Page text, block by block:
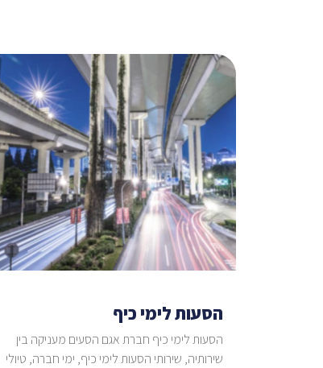
הסעות לימי כיף
הסעות לימי כיף חברת אגם הסעים מעניקה בין
שירותיה, שירותי הסעות לימי כיף, ימי חברה, טיולי